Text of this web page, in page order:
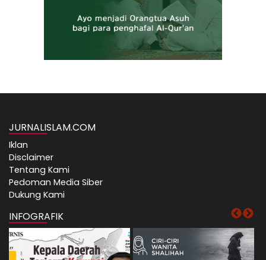
JURNALISLAM.COM
Iklan
Disclaimer
Tentang Kami
Pedoman Media Siber
Dukung Kami
INFOGRAFIK